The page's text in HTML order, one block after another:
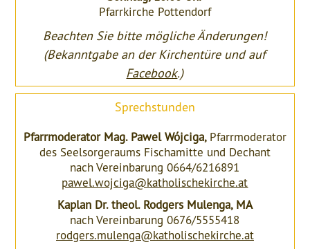
Pfarrkirche Pottendorf
Beachten Sie bitte mögliche Änderungen!
(Bekanntgabe an der Kirchentüre und auf
Facebook.)
Sprechstunden
Pfarrmoderator Mag. Pawel Wójciga, Pfarrmoderator
des Seelsorgeraums Fischamitte und Dechant
nach Vereinbarung 0664/6216891
pawel.wojciga@katholischekirche.at
Kaplan Dr. theol. Rodgers Mulenga, MA
nach Vereinbarung 0676/5555418
rodgers.mulenga@katholischekirche.at